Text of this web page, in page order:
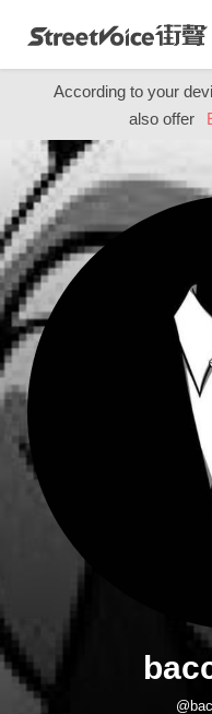
According to your
also offer